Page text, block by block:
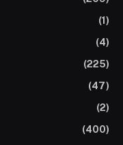
(1)
(4)
(225)
(47)
(2)
(400)